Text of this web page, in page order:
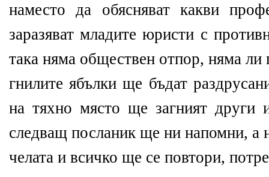
наместо да обясняват какви
заразяват младите юристи с
така няма обществен отпор, няма ли
гнилите ябълки ще бъдат
на тяхно място ще загният други
следващ посланик ще ни напомни, а
челата и всичко ще се повтори,